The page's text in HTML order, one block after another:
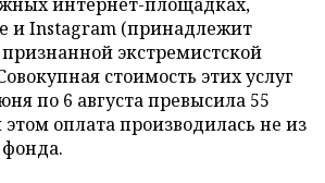
и Instagram (принадлежит
экстремистской
стоимость этих услуг
по 6 августа превысила 55
оплата производилась не из